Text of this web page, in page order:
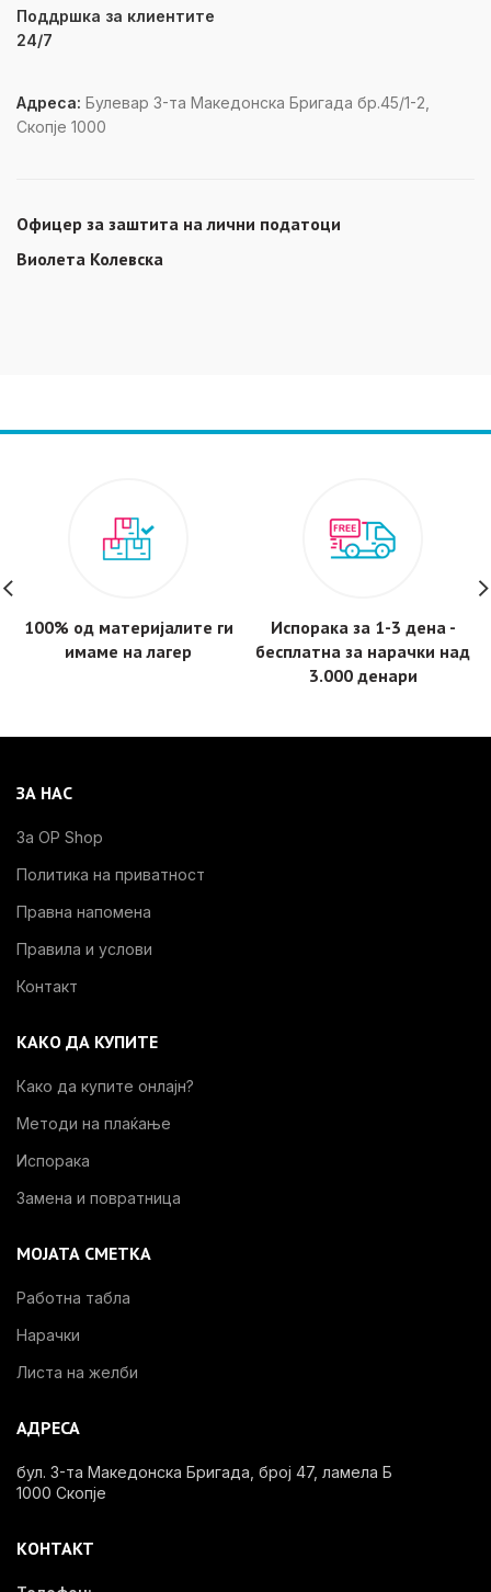
Поддршка за клиентите
24/7
Адреса: Булевар 3-та Македонска Бригада бр.45/1-2,
Скопје 1000
Офицер за заштита на лични податоци
Виолета Колевска
100% од материјалите ги
имаме на лагер
Испорака за 1-3 дена -
бесплатнa за нарачки над
3.000 денари
ЗА НАС
За OP Shop
Политика на приватност
Правна напомена
Правила и услови
Контакт
КАКО ДА КУПИТЕ
Како да купите онлајн?
Методи на плаќање
Испорака
Замена и повратница
МОЈАТА СМЕТКА
Работна табла
Нарачки
Листа на желби
АДРЕСА
бул. 3-та Македонска Бригада, број 47, ламела Б
1000 Скопје
КОНТАКТ